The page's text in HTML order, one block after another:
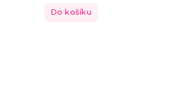
Do košíku